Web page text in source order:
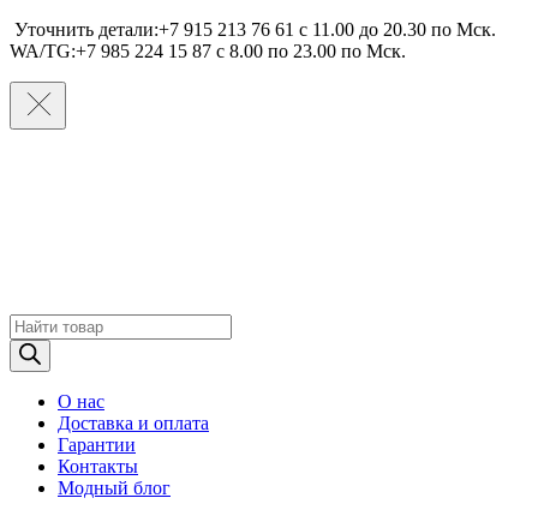
Уточнить детали:+7 915 213 76 61 c 11.00 до 20.30 по Мcк.
WA/TG:+7 985 224 15 87 c 8.00 по 23.00 по Мcк.
Поиск
товаров
О нас
Доставка и оплата
Гарантии
Контакты
Модный блог